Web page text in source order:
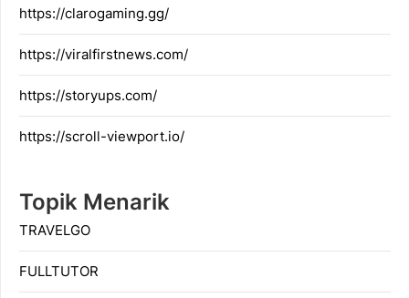
https://clarogaming.gg/
https://viralfirstnews.com/
https://storyups.com/
https://scroll-viewport.io/
Topik Menarik
TRAVELGO
FULLTUTOR